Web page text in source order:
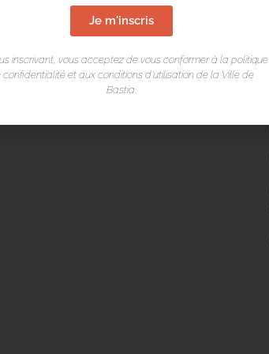
Je m'inscris
inscrivant, vous acceptez de vous conformer à la politique
confidentialité et aux conditions d’utilisation de la Ville de
Bastia.